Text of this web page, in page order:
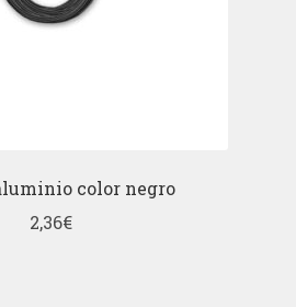
color negro
2,36€